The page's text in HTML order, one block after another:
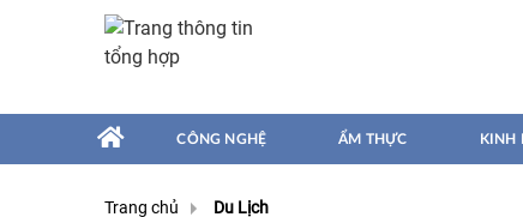
CÔNG NGHỆ ẨM THỰC KINH
Trang chủ Du Lịch